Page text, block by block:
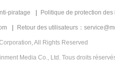
piratage Politique de protection
Retour des utilisateurs：
All Rights Reserved
Media Co., Ltd. Tous droits